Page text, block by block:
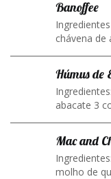
Banoffee
chávena de
Húmus de
abacate 3
Mac and
molho de